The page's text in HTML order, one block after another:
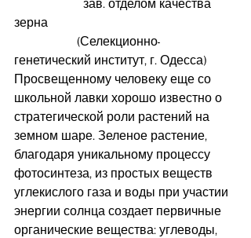
зерна
генетический институт, г. Одесса)
Просвещенному человеку еще со
школьной лавки хорошо известно о
стратегической роли растений на
земном шаре. Зеленое растение,
благодаря уникальному процессу
фотосинтеза, из простых веществ
углекислого газа и воды при участии
энергии солнца создает первичные
органические вещества: углеводы,